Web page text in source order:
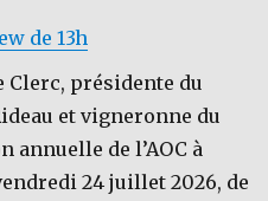
de 13h
Clerc, présidente du
et vigneronne du
annuelle de l’AOC à
24 juillet 2026, de